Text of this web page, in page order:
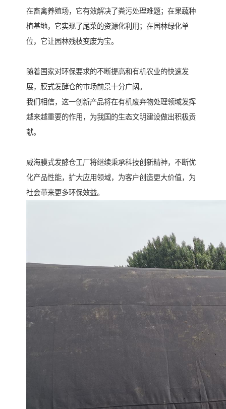
在畜禽养殖场，它有效解决了粪污处理难题；在果蔬种
植基地，它实现了尾菜的资源化利用；在园林绿化单
位，它让园林残枝变废为宝。
随着国家对环保要求的不断提高和有机农业的快速发
展，膜式发酵仓的市场前景十分广阔。
我们相信，这一创新产品将在有机废弃物处理领域发挥
越来越重要的作用，为我国的生态文明建设做出积极贡
献。
威海膜式发酵仓工厂将继续秉承科技创新精神，不断优
化产品性能，扩大应用领域，为客户创造更大价值，为
社会带来更多环保效益。